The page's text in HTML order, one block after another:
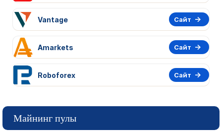
Vantage Сайт
Amarkets Сайт
Roboforex Сайт
Майнинг пулы